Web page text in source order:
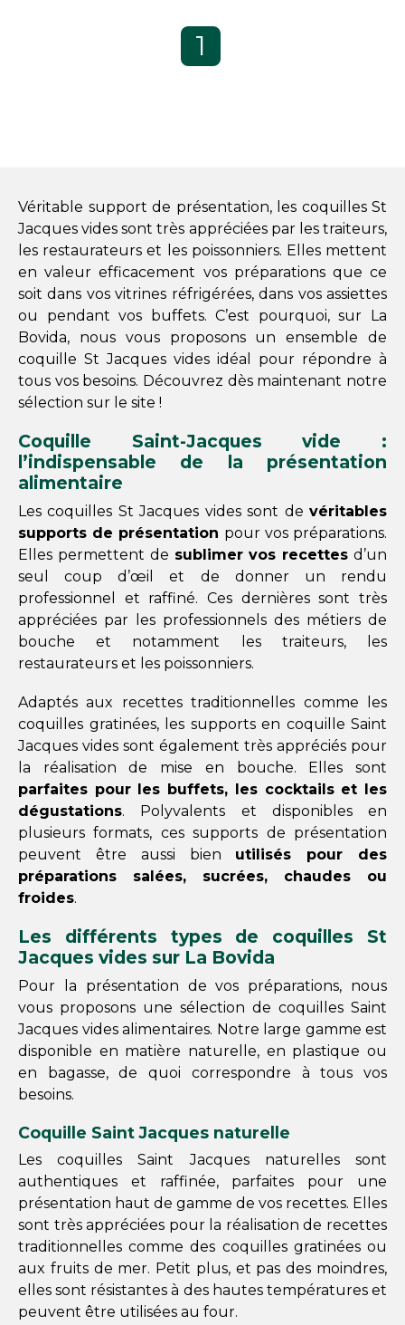
1
Véritable support de présentation, les coquilles St
Jacques vides sont très appréciées par les traiteurs,
les restaurateurs et les poissonniers. Elles mettent
en valeur efficacement vos préparations que ce
soit dans vos vitrines réfrigérées, dans vos assiettes
ou pendant vos buffets. C’est pourquoi, sur La
Bovida, nous vous proposons un ensemble de
coquille St Jacques vides idéal pour répondre à
tous vos besoins. Découvrez dès maintenant notre
sélection sur le site !
Coquille Saint-Jacques vide :
l’indispensable de la présentation
alimentaire
Les coquilles St Jacques vides sont de véritables
supports de présentation pour vos préparations.
Elles permettent de sublimer vos recettes d’un
seul coup d’œil et de donner un rendu
professionnel et raffiné. Ces dernières sont très
appréciées par les professionnels des métiers de
bouche et notamment les traiteurs, les
restaurateurs et les poissonniers.
Adaptés aux recettes traditionnelles comme les
coquilles gratinées, les supports en coquille Saint
Jacques vides sont également très appréciés pour
la réalisation de mise en bouche. Elles sont
parfaites pour les buffets, les cocktails et les
dégustations. Polyvalents et disponibles en
plusieurs formats, ces supports de présentation
peuvent être aussi bien utilisés pour des
préparations salées, sucrées, chaudes ou
froides.
Les différents types de coquilles St
Jacques vides sur La Bovida
Pour la présentation de vos préparations, nous
vous proposons une sélection de coquilles Saint
Jacques vides alimentaires. Notre large gamme est
disponible en matière naturelle, en plastique ou
en bagasse, de quoi correspondre à tous vos
besoins.
Coquille Saint Jacques naturelle
Les coquilles Saint Jacques naturelles sont
authentiques et raffinée, parfaites pour une
présentation haut de gamme de vos recettes. Elles
sont très appréciées pour la réalisation de recettes
traditionnelles comme des coquilles gratinées ou
aux fruits de mer. Petit plus, et pas des moindres,
elles sont résistantes à des hautes températures et
peuvent être utilisées au four.